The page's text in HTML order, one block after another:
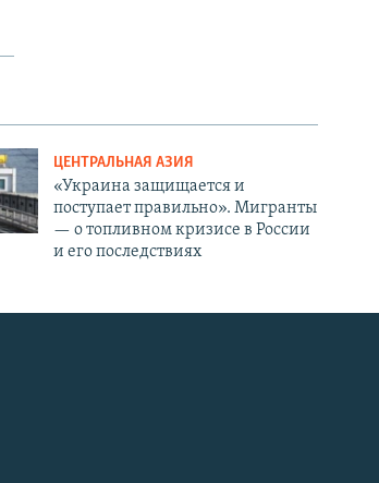
ЦЕНТРАЛЬНАЯ АЗИЯ
«Украина защищается и
поступает правильно». Мигранты
— о топливном кризисе в России
и его последствиях